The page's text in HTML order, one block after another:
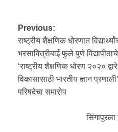
Previous:
राष्ट्रीय शैक्षणिक धोरणात
भरसावित्रीबाई फुले पुणे
‘राष्ट्रीय शैक्षणिक धोरण २०२०
विकासासाठी भारतीय ज्ञान
परिषदेचा समारोप